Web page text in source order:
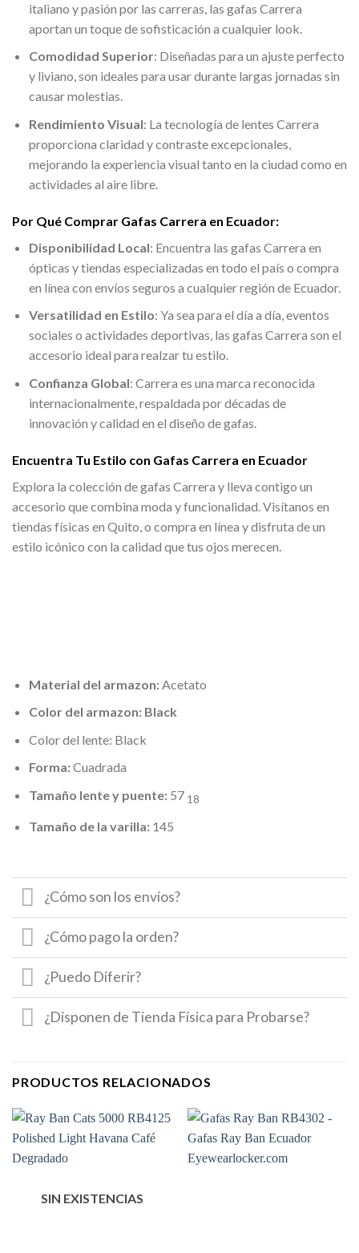
italiano y pasión por las carreras, las gafas Carrera
aportan un toque de sofisticación a cualquier look.
Comodidad Superior: Diseñadas para un ajuste perfecto
y liviano, son ideales para usar durante largas jornadas sin
causar molestias.
Rendimiento Visual: La tecnología de lentes Carrera
proporciona claridad y contraste excepcionales,
mejorando la experiencia visual tanto en la ciudad como en
actividades al aire libre.
Por Qué Comprar Gafas Carrera en Ecuador:
Disponibilidad Local: Encuentra las gafas Carrera en
ópticas y tiendas especializadas en todo el país o compra
en línea con envíos seguros a cualquier región de Ecuador.
Versatilidad en Estilo: Ya sea para el día a día, eventos
sociales o actividades deportivas, las gafas Carrera son el
accesorio ideal para realzar tu estilo.
Confianza Global: Carrera es una marca reconocida
internacionalmente, respaldada por décadas de
innovación y calidad en el diseño de gafas.
Encuentra Tu Estilo con Gafas Carrera en Ecuador
Explora la colección de gafas Carrera y lleva contigo un
accesorio que combina moda y funcionalidad. Visítanos en
tiendas físicas en Quito, o compra en línea y disfruta de un
estilo icónico con la calidad que tus ojos merecen.
Material del armazon:Acetato
Color del armazon:Black
Color del lente: Black
Forma:Cuadrada
Tamaño lente y puente:57 18
Tamaño de la varilla: 145
¿Cómo son los envíos?
¿Cómo pago la orden?
¿Puedo Diferir?
¿Disponen de Tienda Física para Probarse?
PRODUCTOS RELACIONADOS
SIN EXISTENCIAS